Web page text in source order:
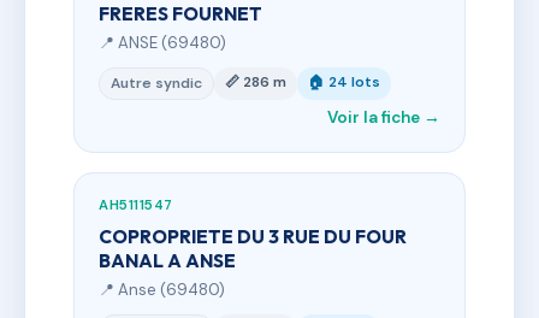
FRERES FOURNET
📍 ANSE (69480)
Autre syndic 📏 286 m 🏠 24 lots
Voir la fiche →
AH5111547
COPROPRIETE DU 3 RUE DU FOUR
BANAL A ANSE
📍 Anse (69480)